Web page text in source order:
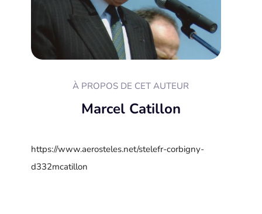
À PROPOS DE CET AUTEUR
Marcel Catillon
https://www.aerosteles.net/stelefr-corbigny-
d332mcatillon